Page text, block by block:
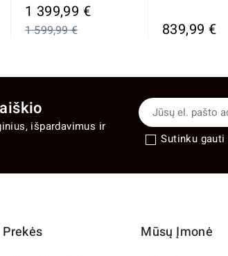
1 399,99 €Įprasta
1 599,99 € 839,99 €
išpardavimus ir
Sutinku
Prekės Mūsų Įmonė